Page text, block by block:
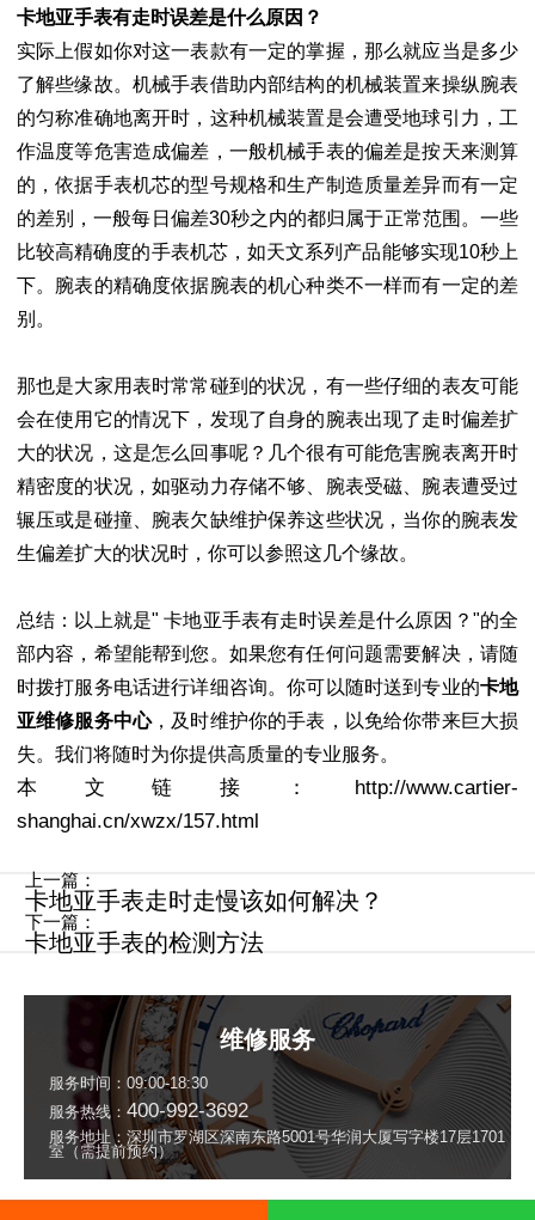
卡地亚手表有走时误差是什么原因？
实际上假如你对这一表款有一定的掌握，那么就应当是多少
了解些缘故。机械手表借助内部结构的机械装置来操纵腕表
的匀称准确地离开时，这种机械装置是会遭受地球引力，工
作温度等危害造成偏差，一般机械手表的偏差是按天来测算
的，依据手表机芯的型号规格和生产制造质量差异而有一定
的差别，一般每日偏差30秒之内的都归属于正常范围。一些
比较高精确度的手表机芯，如天文系列产品能够实现10秒上
下。腕表的精确度依据腕表的机心种类不一样而有一定的差
别。
那也是大家用表时常常碰到的状况，有一些仔细的表友可能
会在使用它的情况下，发现了自身的腕表出现了走时偏差扩
大的状况，这是怎么回事呢？几个很有可能危害腕表离开时
精密度的状况，如驱动力存储不够、腕表受磁、腕表遭受过
辗压或是碰撞、腕表欠缺维护保养这些状况，当你的腕表发
生偏差扩大的状况时，你可以参照这几个缘故。
总结：以上就是" 卡地亚手表有走时误差是什么原因？"的全
部内容，希望能帮到您。如果您有任何问题需要解决，请随
时拨打服务电话进行详细咨询。你可以随时送到专业的卡地
亚维修服务中心，及时维护你的手表，以免给你带来巨大损
失。我们将随时为你提供高质量的专业服务。
本文链接：http://www.cartier-
shanghai.cn/xwzx/157.html
上一篇：
卡地亚手表走时走慢该如何解决？
下一篇：
卡地亚手表的检测方法
维修服务
服务时间：09:00-18:30
服务热线： 400-992-3692
服务地址：深圳市罗湖区深南东路5001号华润大厦写字楼17层1701
室（需提前预约）